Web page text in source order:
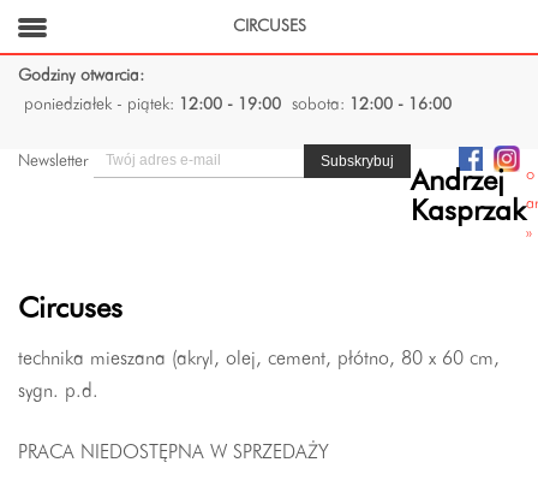
Godziny otwarcia:
poniedziałek - piątek:
12:00 - 19:00 sobota: 12:00 - 16:00
Newsletter
Andrzej
Kasprzak
o
»
Circuses
technika mieszana (akryl, olej, cement, płótno, 80 x 60 cm,
sygn. p.d.
PRACA NIEDOSTĘPNA W SPRZEDAŻY
CIRCUSES